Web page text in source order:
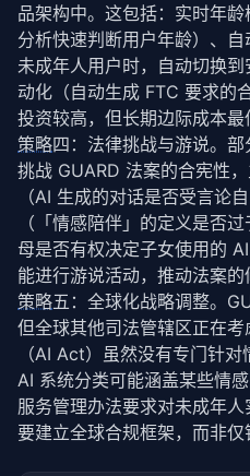
// 工具性功能（不在
this.features.set
      featureId:
      minAge:
0,
      riskLevel:
'low'
    });
this.features. set(
      featureId:
      minAge:
0,
      riskLevel:
'low'
    });
  }
/**
* 检查用户是否可以访问
   */
async
    userId:
string ,
品架构中。这包括：实时年
分析快速判断用户年龄）、
未成年人用户时，自动切换
动化（自动生成 FTC 要求的
投资较高，但长期边际成本最
策略四：法律挑战与游说。
挑战 GUARD 法案的合宪性
（AI 生成的对话是否受言论
（「情感陪伴」的定义是否
母是否有权决定子女使用的
能进行游说活动，推动法案的
策略五：全球化战略调整。
但全球其他司法管辖区正在
（AI Act）虽然没有专门针
AI 系统分类可能涵盖某些情
服务管理办法要求对未成年
要建立全球合规框架，而非仅